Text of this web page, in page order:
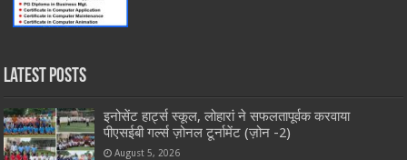
Latest Posts
इनोसेंट हार्ट्स स्कूल, लोहारां ने सफलतापूर्वक करवाया
पीएसईबी गर्ल्स ज़ोनल टूर्नामेंट (ज़ोन -2)
August 5, 2026